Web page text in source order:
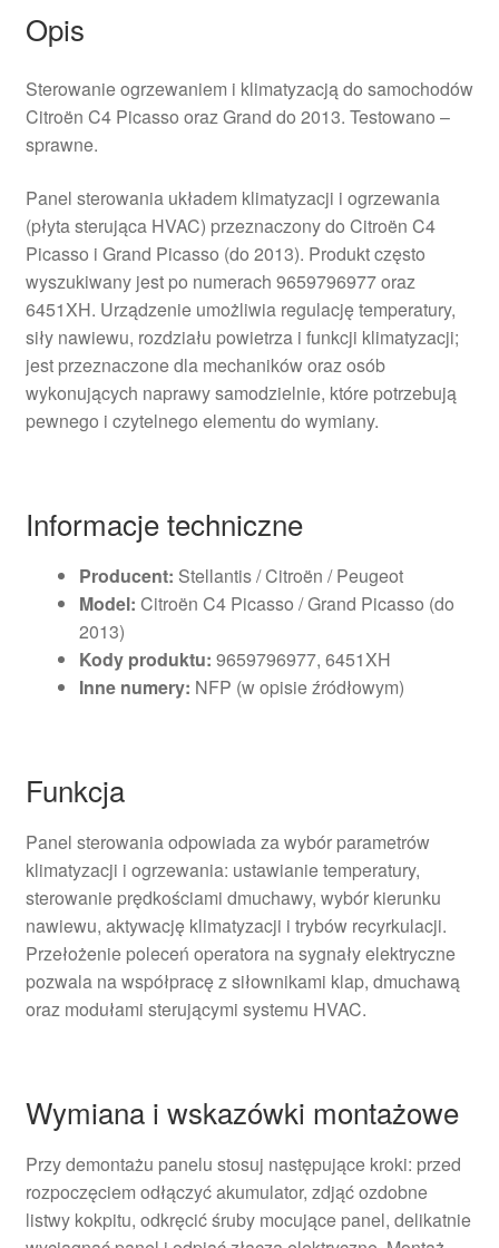
Opis
Sterowanie ogrzewaniem i klimatyzacją do samochodów
Citroën C4 Picasso oraz Grand do 2013. Testowano –
sprawne.
Panel sterowania układem klimatyzacji i ogrzewania
(płyta sterująca HVAC) przeznaczony do Citroën C4
Picasso i Grand Picasso (do 2013). Produkt często
wyszukiwany jest po numerach 9659796977 oraz
6451XH. Urządzenie umożliwia regulację temperatury,
siły nawiewu, rozdziału powietrza i funkcji klimatyzacji;
jest przeznaczone dla mechaników oraz osób
wykonujących naprawy samodzielnie, które potrzebują
pewnego i czytelnego elementu do wymiany.
Informacje techniczne
Producent: Stellantis / Citroën / Peugeot
Model: Citroën C4 Picasso / Grand Picasso (do
2013)
Kody produktu: 9659796977, 6451XH
Inne numery: NFP (w opisie źródłowym)
Funkcja
Panel sterowania odpowiada za wybór parametrów
klimatyzacji i ogrzewania: ustawianie temperatury,
sterowanie prędkościami dmuchawy, wybór kierunku
nawiewu, aktywację klimatyzacji i trybów recyrkulacji.
Przełożenie poleceń operatora na sygnały elektryczne
pozwala na współpracę z siłownikami klap, dmuchawą
oraz modułami sterującymi systemu HVAC.
Wymiana i wskazówki montażowe
Przy demontażu panelu stosuj następujące kroki: przed
rozpoczęciem odłączyć akumulator, zdjąć ozdobne
listwy kokpitu, odkręcić śruby mocujące panel, delikatnie